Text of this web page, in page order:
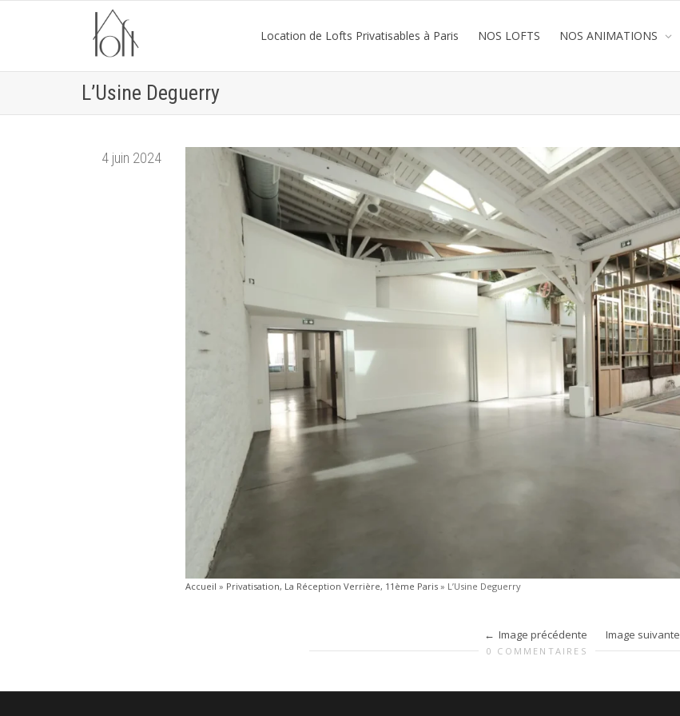
Location de Lofts Privatisables à Paris NOS LOFTS NOS ANIMATIONS
L’Usine Deguerry
4 juin 2024
Accueil » Privatisation, La Réception Verrière, 11ème Paris » L’Usine Deguerry
Image précédente Image suivante
0 COMMENTAIRES